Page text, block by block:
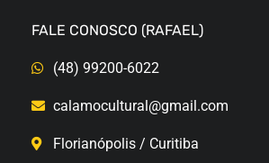
FALE CONOSCO (RAFAEL)
(48) 99200-6022
calamocultural@gmail.com
Florianópolis / Curitiba